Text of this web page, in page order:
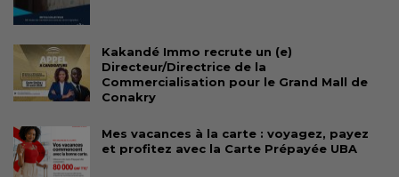
Kakandé Immo recrute un (e)
Directeur/Directrice de la
Commercialisation pour le Grand Mall de
Conakry
Mes vacances à la carte : voyagez, payez
et profitez avec la Carte Prépayée UBA